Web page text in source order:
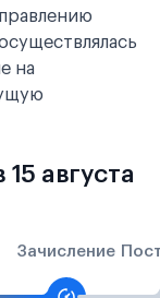
на
августа
Зачисление